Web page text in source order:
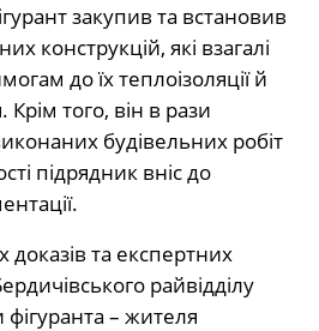
закупив та встановив
конструкцій, які взагалі
до їх теплоізоляції й
того, він в рази
будівельних робіт
підрядник вніс до
доказів та експертних
райвідділу
фігуранта – жителя